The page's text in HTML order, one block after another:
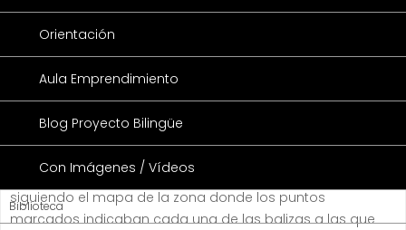
Orientación
Aula Emprendimiento
Blog Proyecto Bilingüe
Con Imágenes / Vídeos
Biblioteca
una salida muy especial al medio natural. Se llevó a cabo
una actividad de orientación deportiva en la zona de El
Trasvase organizada por elDepartamento de Educación
Física , con la colaboración de profesores de otros
departamentos.
Las jornadas tuvieron lugar tras una ruta de senderismo
alumnos/as, divididos en grupos, realizaron su recorrido
siguiendo el mapa de la zona donde los puntos
marcados indicaban cada una de las balizas a las que